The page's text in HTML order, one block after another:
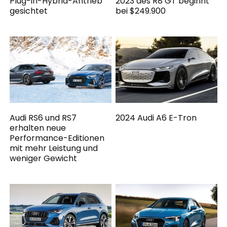
gesichtet
bei $249.900
Audi RS6 und RS7
erhalten neue
Performance-Editionen
mit mehr Leistung und
weniger Gewicht
2024 Audi A6 E-Tron